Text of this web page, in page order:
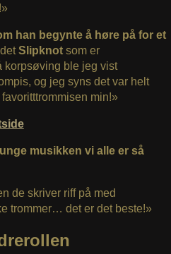
han begynte å høre på for et
Slipknot som er
korpsøving ble jeg vist
og jeg syns det var helt
favoritttrommisen min!»
musikken vi alle er så
de skriver riff på med
trommer… det er det beste!»